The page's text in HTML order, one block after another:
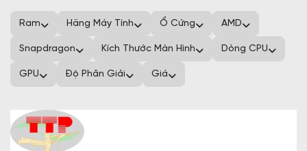
Ram Hãng Máy Tính Ổ Cứng AMD
Snapdragon Kích Thước Màn Hình Dòng CPU
GPU Độ Phân Giải Giá